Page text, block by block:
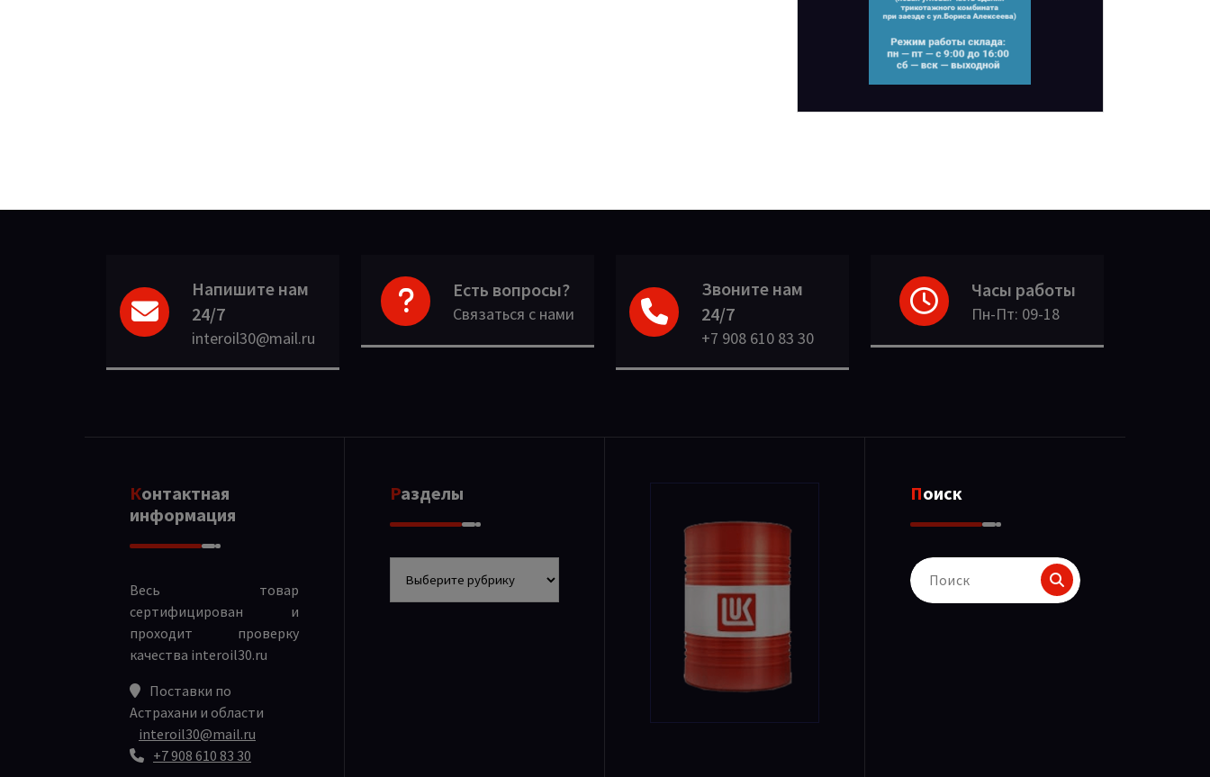
Напишите нам
24/7
interoil30@mail.ru
Есть вопросы?
Связаться с нами
Звоните нам
24/7
+7 908 610 83 30
Часы работы
Пн-Пт: 09-18
Контактная
информация
Весь товар
сертифицирован и
проходит проверку
качества interoil30.ru
Поставки по
Астрахани и области
interoil30@mail.ru
+7 908 610 83 30
Разделы Поиск
Поиск
для: